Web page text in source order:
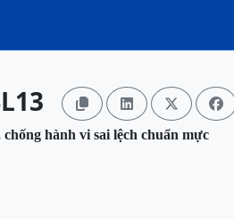
   
hành vi sai lệch chuẩn mực